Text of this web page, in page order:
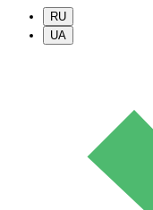
RU
UA